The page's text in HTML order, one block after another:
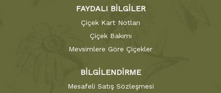
FAYDALI BİLGİLER
Çiçek Kart Notları
Çiçek Bakımı
Mevsimlere Göre Çiçekler
BİLGİLENDİRME
Mesafeli Satış Sözleşmesi